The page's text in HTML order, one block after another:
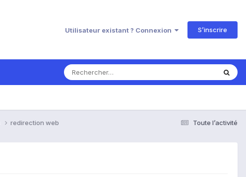
Utilisateur existant ? Connexion S’inscrire
Toute l’activité
redirection web